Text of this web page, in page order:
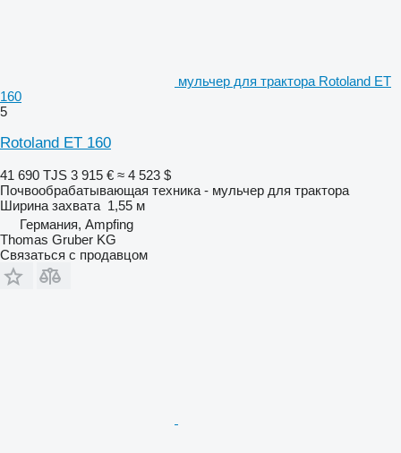
мульчер для трактора Rotoland ET
160
5
Rotoland ET 160
41 690 TJS 3 915 € ≈ 4 523 $
Почвообрабатывающая техника - мульчер для трактора
Ширина захвата 1,55 м
Германия, Ampfing
Thomas Gruber KG
Связаться с продавцом